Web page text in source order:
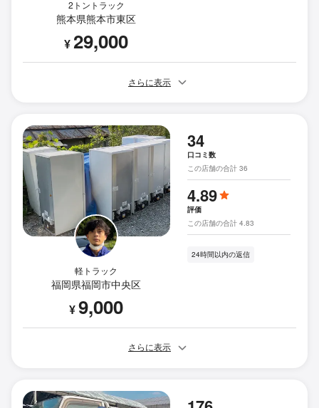
2トントラック
熊本県熊本市東区
¥29,000
さらに表示
軽トラック
福岡県福岡市中央区
¥9,000
34
口コミ数
この店舗の合計 36
4.89
評価
この店舗の合計 4.83
24時間以内の返信
さらに表示